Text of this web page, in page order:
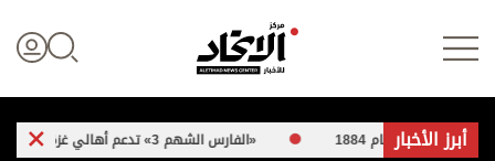
أبرز الأخبار
1884 «الفارس الشهم 3» تدعم أهالي غزة بـ 5 مبادرات إنسانية